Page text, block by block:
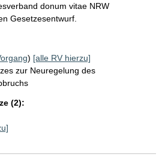
donum vitae NRW
Gesetzesentwurf.
) [alle RV hierzu]
zur Neuregelung des
(2):